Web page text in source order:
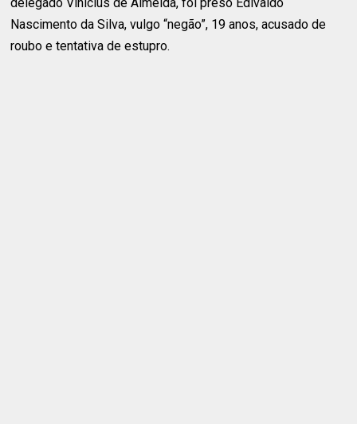
Nascimento da Silva, vulgo “negão”, 19 anos, acusado de
roubo e tentativa de estupro.